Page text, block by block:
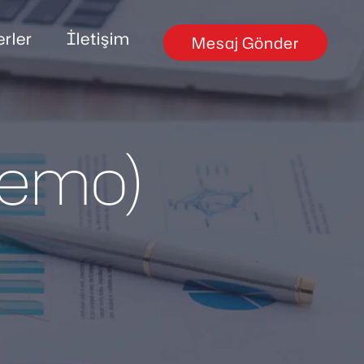
İletişim Mesaj Gönder